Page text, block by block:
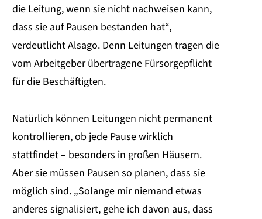
die Leitung, wenn sie nicht nachweisen kann,
dass sie auf Pausen bestanden hat“,
verdeutlicht Alsago. Denn Leitungen tragen die
vom Arbeitgeber übertragene Fürsorgepflicht
für die Beschäftigten.
Natürlich können Leitungen nicht permanent
kontrollieren, ob jede Pause wirklich
stattfindet – besonders in großen Häusern.
Aber sie müssen Pausen so planen, dass sie
möglich sind. „Solange mir niemand etwas
anderes signalisiert, gehe ich davon aus, dass